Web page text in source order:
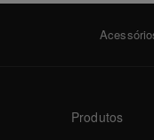
Produtos